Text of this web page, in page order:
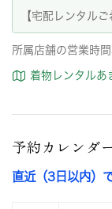
【宅配レンタルご
所属店舗の営業時
着物レンタル
予約カレンダ
直近（3日以内）